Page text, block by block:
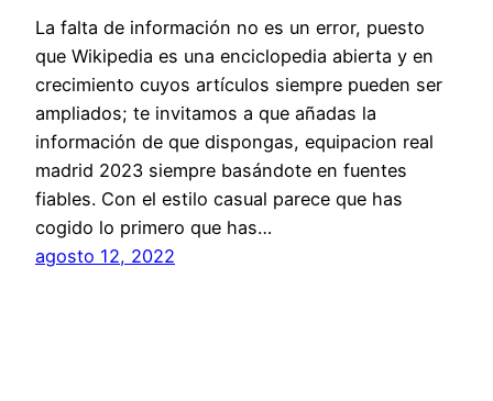
La falta de información no es un error, puesto
que Wikipedia es una enciclopedia abierta y en
crecimiento cuyos artículos siempre pueden ser
ampliados; te invitamos a que añadas la
información de que dispongas, equipacion real
madrid 2023 siempre basándote en fuentes
fiables. Con el estilo casual parece que has
cogido lo primero que has…
agosto 12, 2022